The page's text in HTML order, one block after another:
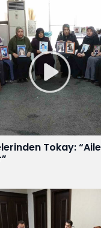
Tokay: